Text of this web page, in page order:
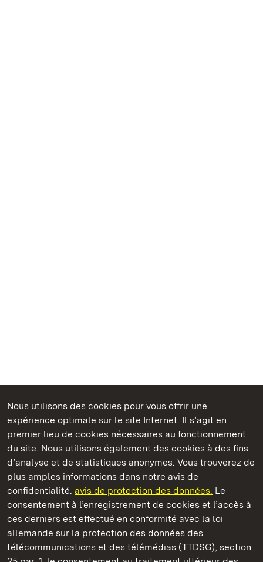
Nous utilisons des cookies pour vous offrir une
expérience optimale sur le site Internet. Il s’agit en
premier lieu de cookies nécessaires au fonctionnement
du site. Nous utilisons également des cookies à des fins
d’analyse et de statistiques anonymes. Vous trouverez de
plus amples informations dans notre avis de
confidentialité. avis de protection des données. Le
consentement à l’enregistrement de cookies et l’accès à
ces derniers est effectué en conformité avec la loi
allemande sur la protection des données des
télécommunications et des télémédias (TTDSG), section
Châteaux et jardins publics du Bade-Wurtemberg
Staatliche Schlösser und Gärten Baden‑Württemberg
Châteaux et jardins publics du Bade-Wurtemberg
ContactFAQ et réponsesMentions légales
Protection des données